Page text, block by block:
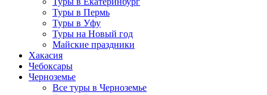
Туры в Пермь
Туры в Уфу
Туры на Новый год
Майские праздники
Хакасия
Чебоксары
Черноземье
Все туры в Черноземье